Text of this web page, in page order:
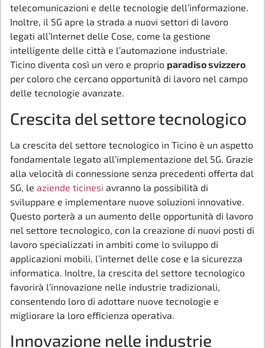
telecomunicazioni e delle tecnologie dell’informazione.
Inoltre, il 5G apre la strada a nuovi settori di lavoro
legati all’Internet delle Cose, come la gestione
intelligente delle città e l’automazione industriale.
Ticino diventa così un vero e proprio paradiso svizzero
per coloro che cercano opportunità di lavoro nel campo
delle tecnologie avanzate.
Crescita del settore tecnologico
La crescita del settore tecnologico in Ticino è un aspetto
fondamentale legato all’implementazione del 5G. Grazie
alla velocità di connessione senza precedenti offerta dal
5G, le aziende ticinesi avranno la possibilità di
sviluppare e implementare nuove soluzioni innovative.
Questo porterà a un aumento delle opportunità di lavoro
nel settore tecnologico, con la creazione di nuovi posti di
lavoro specializzati in ambiti come lo sviluppo di
applicazioni mobili, l’internet delle cose e la sicurezza
informatica. Inoltre, la crescita del settore tecnologico
favorirà l’innovazione nelle industrie tradizionali,
consentendo loro di adottare nuove tecnologie e
migliorare la loro efficienza operativa.
Innovazione nelle industrie